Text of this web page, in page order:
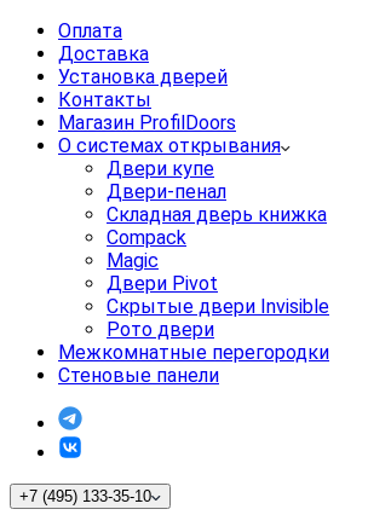
Оплата
Доставка
Установка дверей
Контакты
Магазин ProfilDoors
О системах открывания
Двери купе
Двери-пенал
Складная дверь книжка
Compack
Magic
Двери Pivot
Скрытые двери Invisible
Рото двери
Межкомнатные перегородки
Стеновые панели
+7 (495) 133-35-10